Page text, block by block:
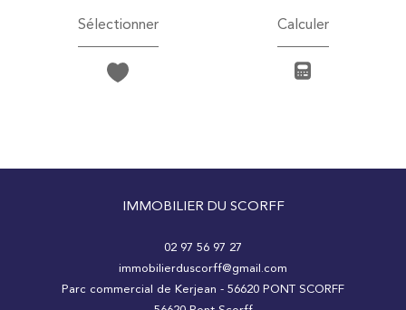
Sélectionner Calculer
IMMOBILIER DU SCORFF
02 97 56 97 27
immobilierduscorff@gmail.com
Parc commercial de Kerjean - 56620 PONT SCORFF